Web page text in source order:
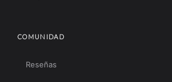
COMUNIDAD
Reseñas